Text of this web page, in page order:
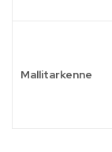
Mallitarkenne